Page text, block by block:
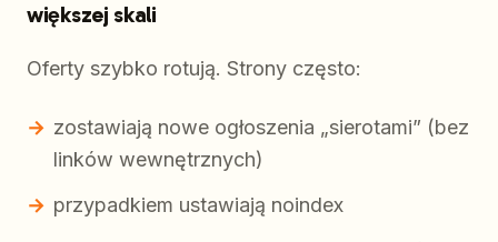
większej skali
Oferty szybko rotują. Strony często:
zostawiają nowe ogłoszenia „sierotami” (bez
linków wewnętrznych)
przypadkiem ustawiają noindex